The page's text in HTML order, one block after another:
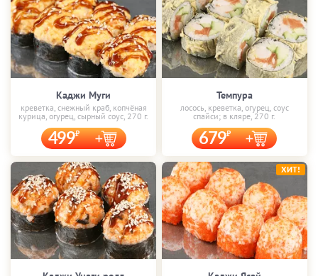
Каджи Муги
креветка, снежный краб, копчёная
курица, огурец, сырный соус, 270 г.
499
Темпура
лосось, креветка, огурец, соус
спайси; в кляре, 270 г.
679
ХИТ!